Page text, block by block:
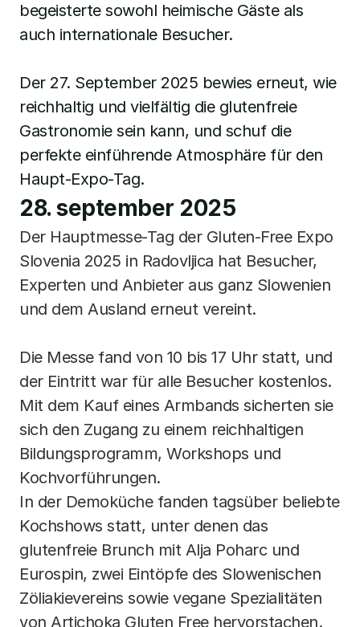
begeisterte sowohl heimische Gäste als
auch internationale Besucher.
Der 27. September 2025 bewies erneut, wie
reichhaltig und vielfältig die glutenfreie
Gastronomie sein kann, und schuf die
perfekte einführende Atmosphäre für den
Haupt-Expo-Tag.
28. september 2025
Der Hauptmesse-Tag der Gluten-Free Expo
Slovenia 2025 in Radovljica hat Besucher,
Experten und Anbieter aus ganz Slowenien
und dem Ausland erneut vereint.
Die Messe fand von 10 bis 17 Uhr statt, und
der Eintritt war für alle Besucher kostenlos.
Mit dem Kauf eines Armbands sicherten sie
sich den Zugang zu einem reichhaltigen
Bildungsprogramm, Workshops und
Kochvorführungen.
In der Demoküche fanden tagsüber beliebte
Kochshows statt, unter denen das
glutenfreie Brunch mit Alja Poharc und
Eurospin, zwei Eintöpfe des Slowenischen
Zöliakievereins sowie vegane Spezialitäten
von Artichoka Gluten Free hervorstachen.